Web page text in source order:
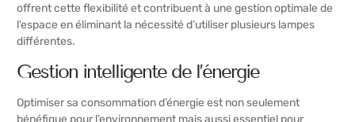
offrent cette flexibilité et contribuent à une gestion optimale de
l’espace en éliminant la nécessité d’utiliser plusieurs lampes
différentes.
Gestion intelligente de l’énergie
Optimiser sa consommation d’énergie est non seulement
bénéfique pour l’environnement mais aussi essentiel pour